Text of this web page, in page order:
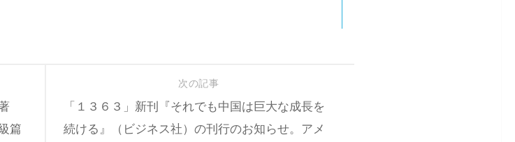
次の記事
「１３６３」新刊『それでも中国は巨大な成長を
続ける』（ビジネス社）の刊行のお知らせ。アメ
篇